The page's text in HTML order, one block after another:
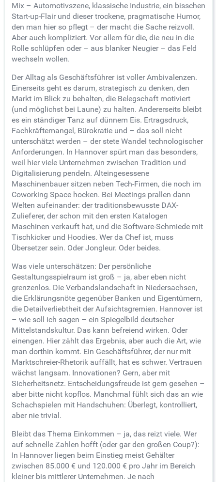
Mix – Automotivszene, klassische Industrie, ein bisschen
Start-up-Flair und dieser trockene, pragmatische Humor,
den man hier so pflegt – der macht die Sache reizvoll.
Aber auch kompliziert. Vor allem für die, die neu in die
Rolle schlüpfen oder – aus blanker Neugier – das Feld
wechseln wollen.
Der Alltag als Geschäftsführer ist voller Ambivalenzen.
Einerseits geht es darum, strategisch zu denken, den
Markt im Blick zu behalten, die Belegschaft motiviert
(und möglichst bei Laune) zu halten. Andererseits bleibt
es ein ständiger Tanz auf dünnem Eis. Ertragsdruck,
Fachkräftemangel, Bürokratie und – das soll nicht
unterschätzt werden – der stete Wandel technologischer
Anforderungen. In Hannover spürt man das besonders,
weil hier viele Unternehmen zwischen Tradition und
Digitalisierung pendeln. Alteingesessene
Maschinenbauer sitzen neben Tech-Firmen, die noch im
Coworking Space hocken. Bei Meetings prallen dann
Welten aufeinander: der traditionsbewusste DAX-
Zulieferer, der schon mit den ersten Katalogen
Maschinen verkauft hat, und die Software-Schmiede mit
Tischkicker und Hoodies. Wer da Chef ist, muss
Übersetzer sein. Oder Jongleur. Oder beides.
Was viele unterschätzen: Der persönliche
Gestaltungsspielraum ist groß – ja, aber eben nicht
grenzenlos. Die Verbandslandschaft in Niedersachsen,
die Erklärungsnöte gegenüber Banken und Eigentümern,
die Detailverliebtheit der Aufsichtsgremien. Hannover ist
– wie soll ich sagen – ein Spiegelbild deutscher
Mittelstandskultur. Das kann befreiend wirken. Oder
einengen. Hier zählt das Ergebnis, aber auch die Art, wie
man dorthin kommt. Ein Geschäftsführer, der nur mit
Marktschreier-Rhetorik auffällt, hat es schwer. Vertrauen
wächst langsam. Innovationen? Gern, aber mit
Sicherheitsnetz. Entscheidungsfreude ist gern gesehen –
aber bitte nicht kopflos. Manchmal fühlt sich das an wie
Schachspielen mit Handschuhen: Überlegt, kontrolliert,
aber nie trivial.
Bleibt das Thema Einkommen – ja, das reizt viele. Wer
auf schnelle Zahlen hofft (oder gar den großen Coup?):
In Hannover liegen beim Einstieg meist Gehälter
zwischen 85.000 € und 120.000 € pro Jahr im Bereich
kleiner bis mittlerer Unternehmen. Je nach